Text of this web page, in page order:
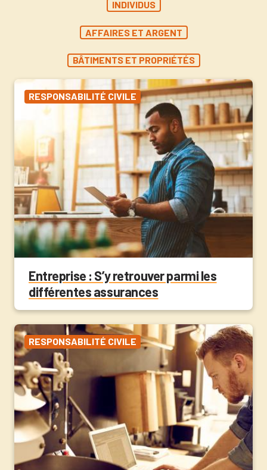
INDIVIDUS
AFFAIRES ET ARGENT
BÂTIMENTS ET PROPRIÉTÉS
RESPONSABILITÉ CIVILE
Entreprise : S’y retrouver parmi les
différentes assurances
RESPONSABILITÉ CIVILE